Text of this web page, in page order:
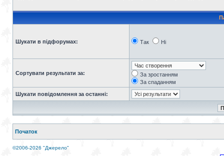
Шукати в підфорумах: Так Ні
Сортувати результати за:
За зростанням
За спаданням
Шукати повідомлення за останні:
Початок
©2006-2026 "Джерело"